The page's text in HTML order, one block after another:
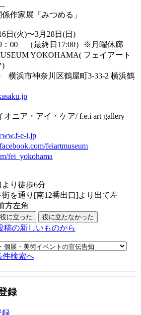
作家展「みつめる」
(火)〜3月28日(日)
：00 （最終日17:00）※月曜休廊
YOKOHAMA( フェイアート
)
浜市神奈川区鶴屋町3-33-2 横浜鶴
ニア・アイ・ケア/ f.e.i art gallery
e-i.jp
feiartmuseum
fei_yokohama
より徒歩6分
街を通り[南12番出口]より出て左
方左角
稿の新しいものから
件検索へ
録